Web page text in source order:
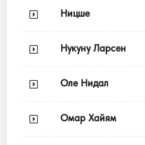
Ницше
Нукуну Ларсен
Оле Нидал
Омар Хайям